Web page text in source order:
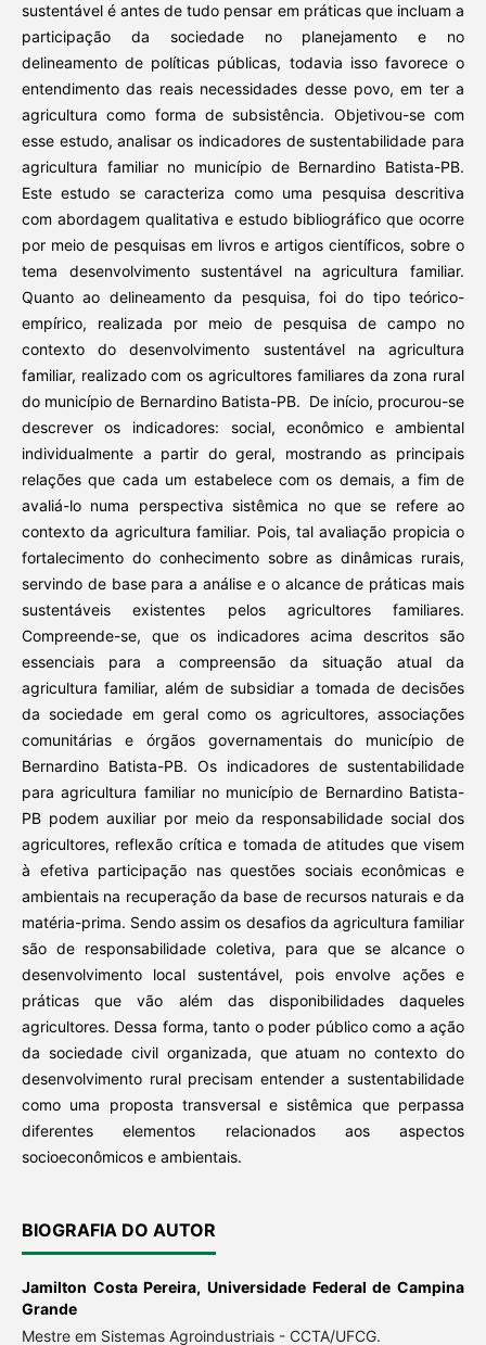
sustentável é antes de tudo pensar em práticas que incluam a
participação da sociedade no planejamento e no
delineamento de políticas públicas, todavia isso favorece o
entendimento das reais necessidades desse povo, em ter a
agricultura como forma de subsistência. Objetivou-se com
esse estudo, analisar os indicadores de sustentabilidade para
agricultura familiar no município de Bernardino Batista-PB.
Este estudo se caracteriza como uma pesquisa descritiva
com abordagem qualitativa e estudo bibliográfico que ocorre
por meio de pesquisas em livros e artigos científicos, sobre o
tema desenvolvimento sustentável na agricultura familiar.
Quanto ao delineamento da pesquisa, foi do tipo teórico-
empírico, realizada por meio de pesquisa de campo no
contexto do desenvolvimento sustentável na agricultura
familiar, realizado com os agricultores familiares da zona rural
do município de Bernardino Batista-PB. De início, procurou-se
descrever os indicadores: social, econômico e ambiental
individualmente a partir do geral, mostrando as principais
relações que cada um estabelece com os demais, a fim de
avaliá-lo numa perspectiva sistêmica no que se refere ao
contexto da agricultura familiar. Pois, tal avaliação propicia o
fortalecimento do conhecimento sobre as dinâmicas rurais,
servindo de base para a análise e o alcance de práticas mais
sustentáveis existentes pelos agricultores familiares.
Compreende-se, que os indicadores acima descritos são
essenciais para a compreensão da situação atual da
agricultura familiar, além de subsidiar a tomada de decisões
da sociedade em geral como os agricultores, associações
comunitárias e órgãos governamentais do município de
Bernardino Batista-PB. Os indicadores de sustentabilidade
para agricultura familiar no município de Bernardino Batista-
PB podem auxiliar por meio da responsabilidade social dos
agricultores, reflexão crítica e tomada de atitudes que visem
à efetiva participação nas questões sociais econômicas e
ambientais na recuperação da base de recursos naturais e da
matéria-prima. Sendo assim os desafios da agricultura familiar
são de responsabilidade coletiva, para que se alcance o
desenvolvimento local sustentável, pois envolve ações e
práticas que vão além das disponibilidades daqueles
agricultores. Dessa forma, tanto o poder público como a ação
da sociedade civil organizada, que atuam no contexto do
desenvolvimento rural precisam entender a sustentabilidade
como uma proposta transversal e sistêmica que perpassa
diferentes elementos relacionados aos aspectos
socioeconômicos e ambientais.
BIOGRAFIA DO AUTOR
Jamilton Costa Pereira, Universidade Federal de Campina
Grande
Mestre em Sistemas Agroindustriais - CCTA/UFCG.